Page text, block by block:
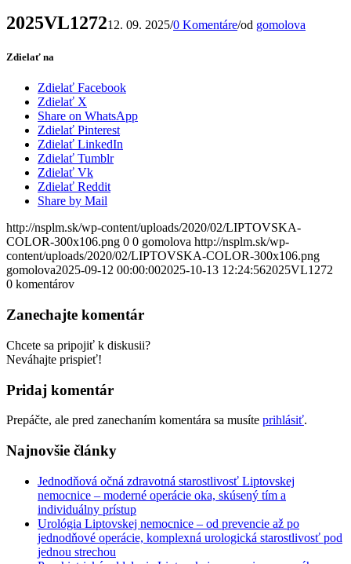
2025VL127212. 09. 2025/0 Komentáre/od gomolova
Zdielať na
Zdielať Facebook
Zdielať X
Share on WhatsApp
Zdielať Pinterest
Zdielať LinkedIn
Zdielať Tumblr
Zdielať Vk
Zdielať Reddit
Share by Mail
http://nsplm.sk/wp-content/uploads/2020/02/LIPTOVSKA-
COLOR-300x106.png 0 0 gomolova http://nsplm.sk/wp-
content/uploads/2020/02/LIPTOVSKA-COLOR-300x106.png
gomolova2025-09-12 00:00:002025-10-13 12:24:562025VL1272
0 komentárov
Zanechajte komentár
Chcete sa pripojiť k diskusii?
Neváhajte prispieť!
Pridaj komentár
Prepáčte, ale pred zanechaním komentára sa musíte prihlásiť.
Najnovšie články
Jednodňová očná zdravotná starostlivosť Liptovskej
nemocnice – moderné operácie oka, skúsený tím a
individuálny prístup
Urológia Liptovskej nemocnice – od prevencie až po
jednodňové operácie, komplexná urologická starostlivosť pod
jednou strechou